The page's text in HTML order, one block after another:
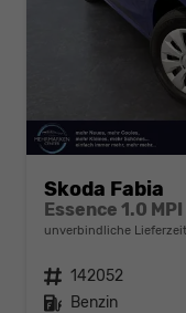
Skoda Fabia
Essence 1.0
unverbindliche
Fahrzeugnr. 142052
Kraftstoff Benzin